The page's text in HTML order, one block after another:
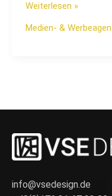
Weiterlesen »
Medien- &
info@vsedesign.de